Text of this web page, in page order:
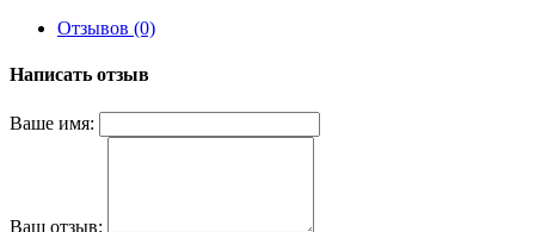
Отзывов (0)
Написать отзыв
Ваше имя:
Ваш отзыв: